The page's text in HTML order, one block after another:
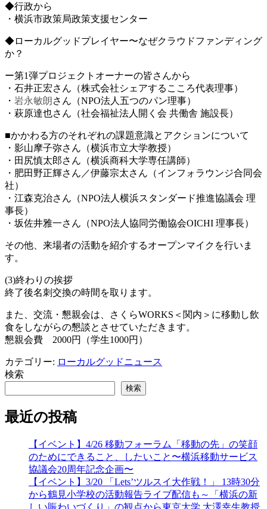
◆行政から
・横浜市政策局政策支援センター
◆ローカルグッドプレイヤー〜なぜクラウドファンディング
か？
ー第1弾プロジェクトオーナーの皆さんから
・石井正宏さん（株式会社シェアするこころ代表理事）
・ 岩永敏朗 さん（NPO法人五つのパン理事）
・萩原達也さん（社会福祉法人開く会 共働舎 施設長）
■かかわる方のそれぞれの課題意識とアクションについて
・影山摩子弥さん（横浜市立大学教授）
・田尻慎太郎さん（横浜商科大学専任講師）
・肥田野正輝さん／伊藤宗太さん（インフォラウンジ合同会
社）
・江森克治さん（NPO法人横浜スタンダード推進協議会 理
事長）
・坂佐井雅一さん（NPO法人協同労働協会OICHI 理事長）
その他、来場者の活動を紹介するオープンマイクを行いま
す。
(3)終わりの挨拶
終了後名刺交換の時間を取ります。
また、交流・懇親会は、さくらWORKS＜関内＞に移動 し飲
食をしながらの懇談とさせていただきます。
懇親会費 2000円（学生1000円）
カテゴリー: ローカルグッドニュース
検索
検索
最近の投稿
【イベント】4/26 移動フォーラム「移動の先」の笑顔
のためにできること、したいこと〜横浜移動サービス
協議会20周年記念企画〜
【イベント】3/20 「Lets’ツルスイ大作戦！」 13時30分
から鶴見小学校の活動報告ライブ配信も～「横浜の新
しい賑わいづくり」の観点から東京大学 大澤幸生教授